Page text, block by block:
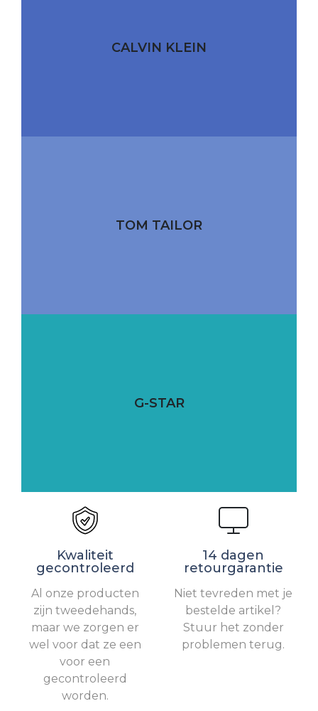
CALVIN KLEIN
TOM TAILOR
G-STAR
Kwaliteit
gecontroleerd
Al onze producten
zijn tweedehands,
maar we zorgen er
wel voor dat ze een
voor een
gecontroleerd
worden.
14 dagen
retourgarantie
Niet tevreden met je
bestelde artikel?
Stuur het zonder
problemen terug.